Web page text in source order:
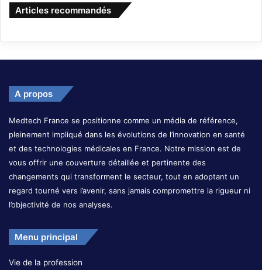
Articles recommandés
A propos
Medtech France se positionne comme un média de référence,
pleinement impliqué dans les évolutions de l’innovation en santé
et des technologies médicales en France. Notre mission est de
vous offrir une couverture détaillée et pertinente des
changements qui transforment le secteur, tout en adoptant un
regard tourné vers l’avenir, sans jamais compromettre la rigueur ni
l’objectivité de nos analyses.
Menu principal
Vie de la profession